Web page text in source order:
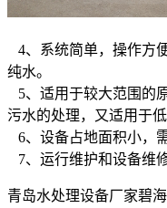
4、系统简单，操作方
纯水。
5、适用于较大范围的
污水的处理，又适用于
6、设备占地面积小，
7、运行维护和设备维
青岛水处理设备厂家碧